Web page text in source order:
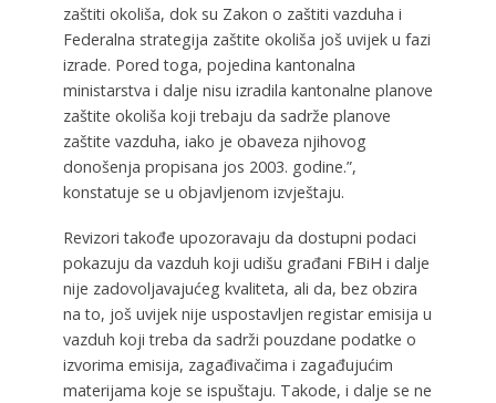
zaštiti okoliša, dok su Zakon o zaštiti vazduha i
Federalna strategija zaštite okoliša još uvijek u fazi
izrade. Pored toga, pojedina kantonalna
ministarstva i dalje nisu izradila kantonalne planove
zaštite okoliša koji trebaju da sadrže planove
zaštite vazduha, iako je obaveza njihovog
donošenja propisana jos 2003. godine.”,
konstatuje se u objavljenom izvještaju.
Revizori takođe upozoravaju da dostupni podaci
pokazuju da vazduh koji udišu građani FBiH i dalje
nije zadovoljavajućeg kvaliteta, ali da, bez obzira
na to, još uvijek nije uspostavljen registar emisija u
vazduh koji treba da sadrži pouzdane podatke o
izvorima emisija, zagađivačima i zagađujućim
materijama koje se ispuštaju. Takode, i dalje se ne